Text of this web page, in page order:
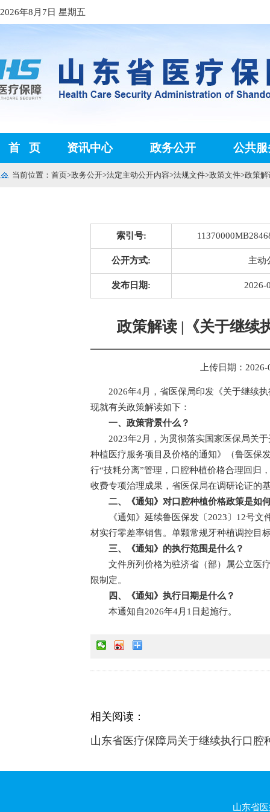
2026年8月7日 星期五
首 页 资讯中心 政务公开 公共服
当前位置： 首页>政务公开>法定主动公开内容>法规文件>政策文件>政策解
索引号:
公开方式: 主动
发布日期: 2026-
政策解读 |《关于继续
上传日期：
2026年4月，省医保局印发《关于继续
现就有关政策解读如下：
一、政策背景什么？
2023年2月，为贯彻落实国家医保局关
种植医疗服务项目及价格的通知》（鲁医保
行“技耗分离”管理，口腔种植价格合理回归
收费专项治理成果，省医保局在调研论证的
二、《通知》对口腔种植价格政策是如
《通知》延续鲁医保发〔2023〕12号
材实行零差率销售。单颗常规牙种植调控目
三、《通知》的执行范围是什么？
文件所列价格为驻济省（部）属公立医
限制定。
四、《通知》执行日期是什么？
本通知自2026年4月1日起施行。
相关阅读：
山东省医疗保障局关于继续执行口腔
山东省